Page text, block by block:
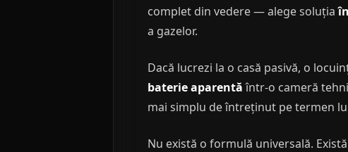
complet din vedere — alege soluția
a gazelor.
Dacă lucrezi la o casă pasivă, o
baterie aparentăîntr-o cameră
mai simplu de întreținut pe termen
Nu există o formulă universală.